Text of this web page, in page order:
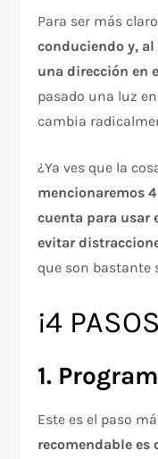
Para ser más
conduciendo y,
una dirección en
pasado una luz
cambia
¿Ya ves que la
mencionaremos
cuenta para usar
evitar
que son bastante
¡4
1.
Este es el paso
recomendable es